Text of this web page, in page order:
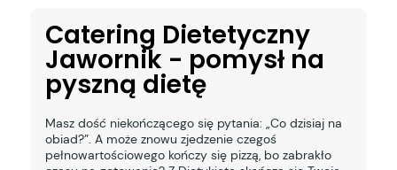
Catering Dietetyczny
Jawornik - pomysł na
pyszną dietę
Masz dość niekończącego się pytania: „Co dzisiaj na
obiad?”. A może znowu zjedzenie czegoś
pełnowartościowego kończy się pizzą, bo zabrakło